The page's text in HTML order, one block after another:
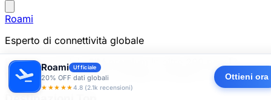
Roami
Esperto di connettività globale
Forniamo servizi eSIM premium in oltre 200 paesi e
regioni, per mantenerci connessi ovunque tu viaggi.
Roami Ufficiale
20% OFF dati globali
★★★★★4.8 (2.1k recensioni)
Ottieni ora